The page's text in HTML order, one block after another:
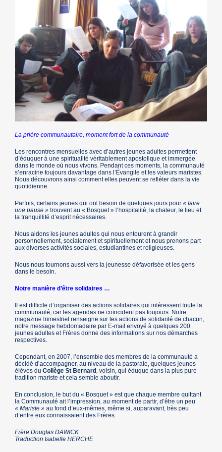
La prière communautaire, moment fort de la communauté
Les rencontres mensuelles avec d’autres jeunes adultes permettent
d’éduquer à une spiritualité véritablement apostolique et immergée
dans le monde où nous vivons. Pendant ces moments, la communauté
s’enracine toujours davantage dans l’Évangile et les valeurs maristes.
Nous découvrons ainsi comment elles peuvent se refléter dans la vie
quotidienne.
Parfois, certains jeunes qui ont besoin de quelques jours pour« faire
une pause » trouvent au « Bosquet » l’hospitalité, la chaleur, le lieu et
la tranquillité d’esprit nécessaires.
Nous aidons les jeunes adultes qui nous entourent à grandir
personnellement, socialement et spirituellement et nous prenons part
aux diverses activités sociales, estudiantines et religieuses.
Nous nous tournons aussi vers la jeunesse défavorisée et les gens
dans le besoin.
Notre manière d’être solidaires …
Il est difficile d’organiser des actions solidaires qui intéressent toute la
communauté, car les agendas ne coïncident pas toujours. Notre
magazine trimestriel renseigne sur les actions de solidarité de chacun,
notre message hebdomadaire par E-mail envoyé à quelques 200
jeunes adultes et Frères donne des informations sur nos démarches
respectives.
Cependant, en 2007, l’ensemble des membres de la communauté a
décidé d’accompagner, au niveau de la pastorale, quelques jeunes
élèves duCollège St Bernard , voisin, qui éduque dans la plus pure
tradition mariste et cela semble aboutir.
En conclusion, le but du « Bosquet » est que chaque membre quittant
la Communauté ait l’impression, au moment de partir, d’être un peu
« Mariste » au fond d’eux-mêmes, même si, auparavant, très peu
d’entre eux connaissaient des Frères.
Frère Douglas DAWICK
Traduction Isabelle HERCHE